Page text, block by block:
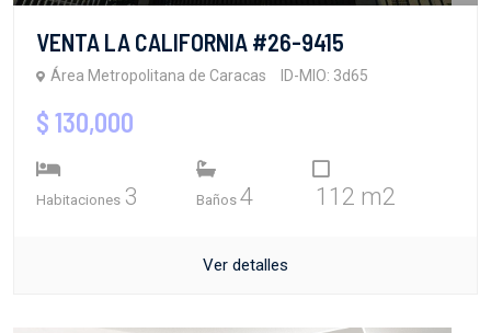
VENTA LA CALIFORNIA #26-9415
Área Metropolitana de Caracas ID-MIO: 3d65
$ 130,000
Habitaciones 3 Baños 4 112 m2
Ver detalles